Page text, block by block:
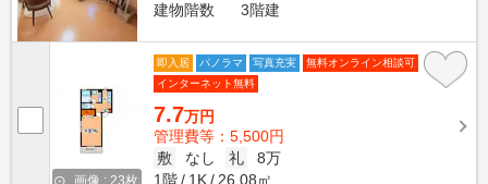
建物階数
3階建
画像 : 23枚
即入居 パノラマ 写真充実
無料オンライン相談可
インターネット無料
7.7万円
管理費等：5,500円
敷
なし 礼
8万
1階
1K 26.08㎡